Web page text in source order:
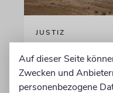
JUSTIZ
Tötung
angeklagt
Auf dieser Seite
Zwecken und
personenbezogene